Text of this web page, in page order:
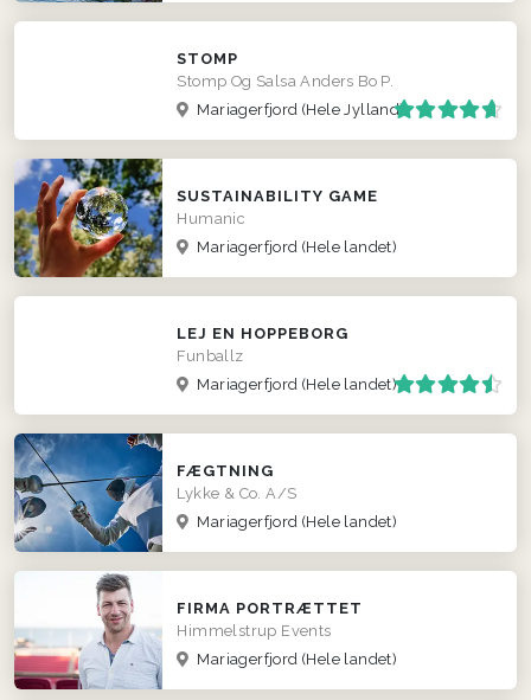
STOMP
Stomp Og Salsa Anders Bo P.
Mariagerfjord (Hele Jylland)
SUSTAINABILITY GAME
Humanic
Mariagerfjord (Hele landet)
LEJ EN HOPPEBORG
Funballz
Mariagerfjord (Hele landet)
FÆGTNING
Lykke & Co. A/S
Mariagerfjord (Hele landet)
FIRMA PORTRÆTTET
Himmelstrup Events
Mariagerfjord (Hele landet)